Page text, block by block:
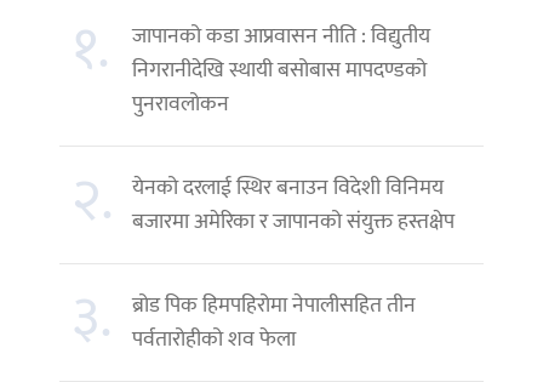
१.
जापानको कडा आप्रवासन नीति : विद्युतीय
निगरानीदेखि स्थायी बसोबास मापदण्डको
पुनरावलोकन
२. येनको दरलाई स्थिर बनाउन विदेशी विनिमय
बजारमा अमेरिका र जापानको संयुक्त हस्तक्षेप
३.
ब्रोड पिक हिमपहिरोमा नेपालीसहित तीन
पर्वतारोहीको शव फेला